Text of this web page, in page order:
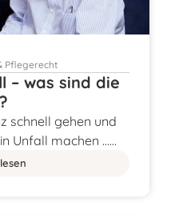
Pflegerecht
– was sind die
schnell gehen und
Unfall machen ……